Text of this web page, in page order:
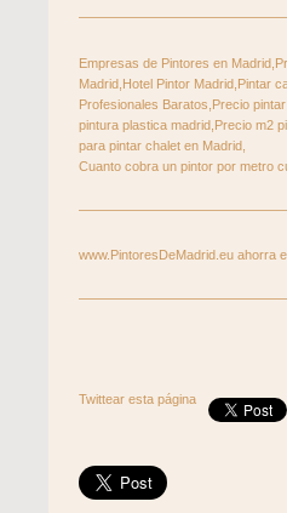
Empresas de Pintores en
Madrid,Hotel Pintor Madrid,Pintar
Profesionales Baratos,Precio
pintura plastica madrid,Precio m2
para pintar chalet en Madrid,
Cuanto cobra un pintor por metro
www.PintoresDeMadrid.eu ahorra
Twittear esta página